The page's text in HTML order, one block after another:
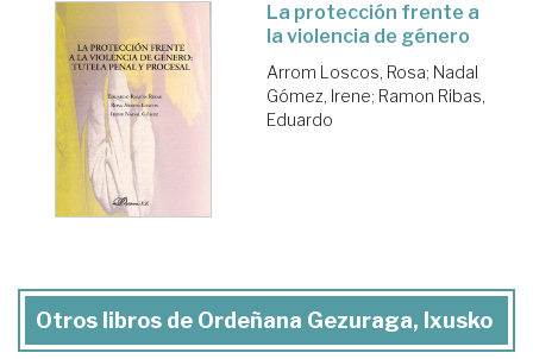
La protección frente a
la violencia de género
Arrom Loscos, Rosa; Nadal
Gómez, Irene; Ramon Ribas,
Eduardo
Otros libros de Ordeñana Gezuraga, Ixusko